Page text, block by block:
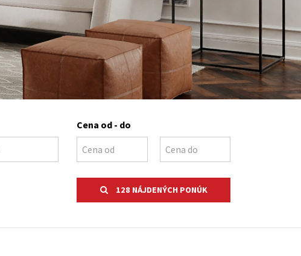
Cena od - do
128 NÁJDENÝCH PONÚK